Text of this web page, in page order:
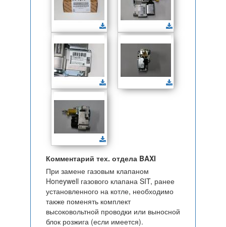
Комментарий тех. отдела BAXI
При замене газовым клапаном
Honeywell газового клапана SIT, ранее
установленного на котле, необходимо
также поменять комплект
высоковольтной проводки или выносной
блок розжига (если имеется).